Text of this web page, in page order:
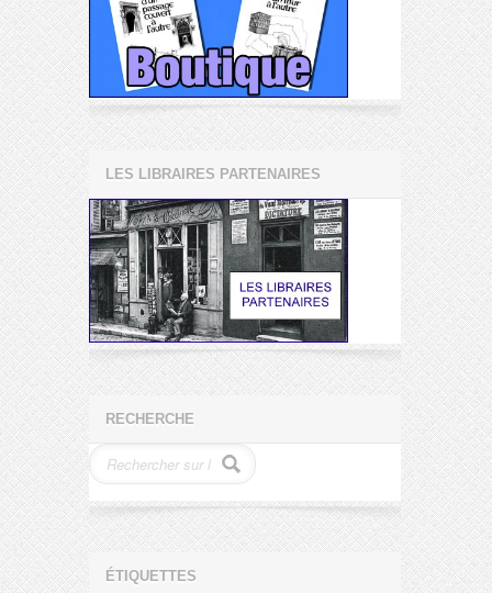
LES LIBRAIRES PARTENAIRES
RECHERCHE
ÉTIQUETTES